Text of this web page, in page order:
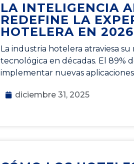
LA INTELIGENCIA
REDEFINE LA
HOTELERA EN 2026
La industria hotelera atraviesa
tecnológica en décadas. El 89%
implementar nuevas
diciembre 31, 2025